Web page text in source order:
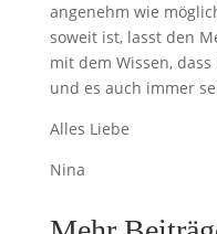
angenehm wie
soweit ist, lasst den
mit dem Wissen,
und es auch immer
Alles Liebe
Nina